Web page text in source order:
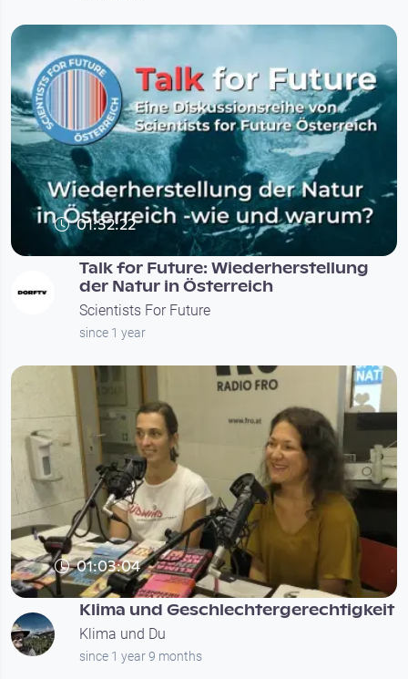
01:32:22
Talk for Future: Wiederherstellung
der Natur in Österreich
Scientists For Future
since 1 year
01:03:04
Klima und Geschlechtergerechtigkeit
Klima und Du
since 1 year 9 months